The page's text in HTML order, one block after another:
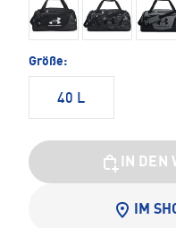
Größe:
40 L
IN DEN
IM